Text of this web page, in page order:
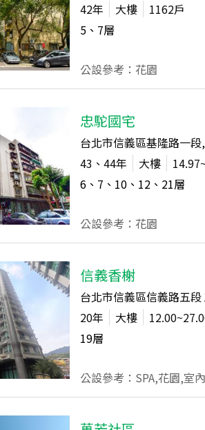
42年 大樓 1162戶
5、7層
公設參考：花園
忠駝國宅
台北市信義區基隆路一
43、44年 大樓
6、7、10、12、21層
公設參考：花園
信義香榭
台北市信義區信義路五
20年 大樓
19層